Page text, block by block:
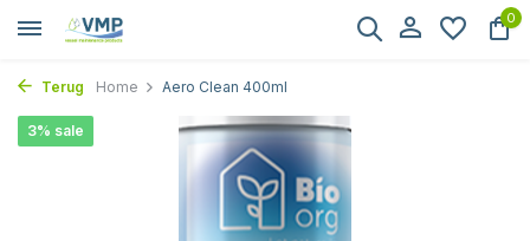
0
Terug Home Aero Clean 400ml
3% sale